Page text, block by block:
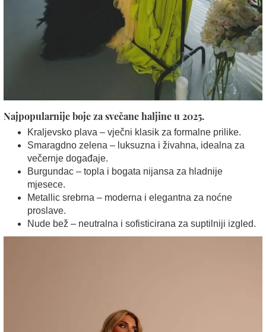
Najpopularnije boje za svečane haljine u 2025.
Kraljevsko plava – vječni klasik za formalne prilike.
Smaragdno zelena – luksuzna i živahna, idealna za
večernje događaje.
Burgundac – topla i bogata nijansa za hladnije
mjesece.
Metallic srebrna – moderna i elegantna za noćne
proslave.
Nude bež – neutralna i sofisticirana za suptilniji izgled.